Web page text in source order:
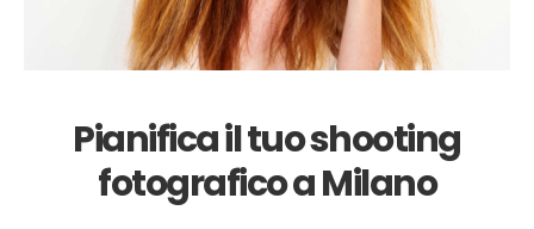
Pianifica il tuo shooting
fotografico a Milano